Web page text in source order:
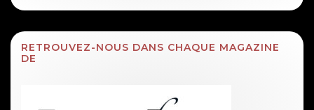
RETROUVEZ-NOUS DANS CHAQUE MAGAZINE
DE